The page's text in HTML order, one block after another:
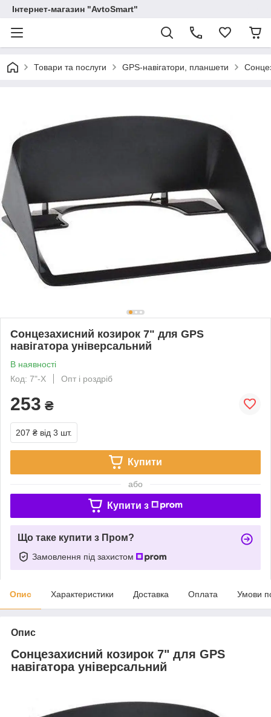
Інтернет-магазин "AvtoSmart"
Товари та послуги GPS-навігатори, планшети
Сонцезахисний козирок 7" для GPS
навігатора універсальний
В наявності
Код: 7"-X
Опт і роздріб
253 ₴
207 ₴ від 3 шт.
Купити
або
Купити з
Що таке купити з Пром?
Замовлення під захистом
Опис Характеристики Доставка Оплата Умови
Опис
Сонцезахисний козирок 7" для GPS
навігатора універсальний